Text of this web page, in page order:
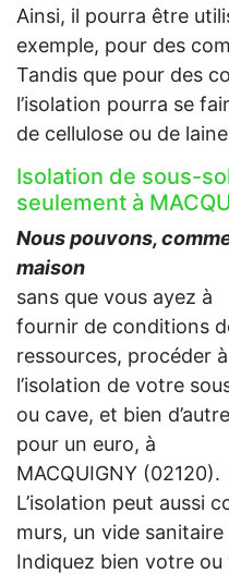
Ainsi, il pourra être
exemple, pour des
Tandis que pour des
l’isolation pourra se
de cellulose ou de
Isolation de sous-
seulement à
Nous pouvons,
maison
sans que vous ayez à
fournir de conditions
ressources, procéder à
l’isolation de votre
ou cave, et bien
pour un euro, à
MACQUIGNY (02120).
L’isolation peut aussi
murs, un vide
Indiquez bien votre ou